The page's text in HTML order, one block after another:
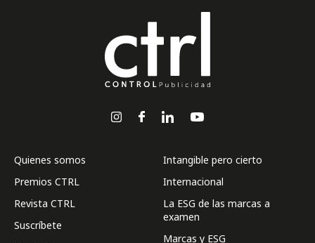
Quienes somos
Premios CTRL
Revista CTRL
Suscríbete
Intangible pero cierto
Internacional
La ESG de las marcas a
examen
Marcas y ESG